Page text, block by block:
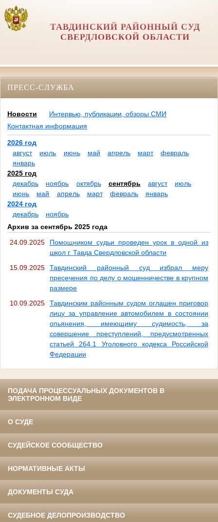
ТАВДИНСКИЙ РАЙОННЫЙ СУД
СВЕРДЛОВСКОЙ ОБЛАСТИ
ПРЕСС-СЛУЖБА
Новости
Интервью, публикации, обзоры СМИ
Контактная информация
2026 год
август
июль июнь май апрель март
февраль
январь
2025 год
декабрь
ноябрь октябрь сентябрь август
июль
июнь
май апрель март февраль
январь
2024 год
декабрь
ноябрь
Архив за сентябрь 2025 года
24.09.2025
Помощником судьи проведен урок в одной из
школ г. Тавда Свердловской области
15.09.2025
Тавдинский районный суд избрал меру
пресечения по делу о мошенничестве в крупном
размере
10.09.2025
Тавдинским районным судом оглашен приговор
лицу за управление автомобилем в состоянии
опьянения, имеющиму судимость, за
совершение преступлений, предусмотренных
статьей 264.1 Уголовного кодекса Российской
Федерации
ПОДАЧА ПРОЦЕССУАЛЬНЫХ ДОКУМЕНТОВ В
ЭЛЕКТРОННОМ ВИДЕ
О СУДЕ
СУДЕЙСКОЕ СООБЩЕСТВО
НОРМАТИВНЫЕ АКТЫ
ДОКУМЕНТЫ СУДА
СУДЕБНОЕ ДЕЛОПРОИЗВОДСТВО